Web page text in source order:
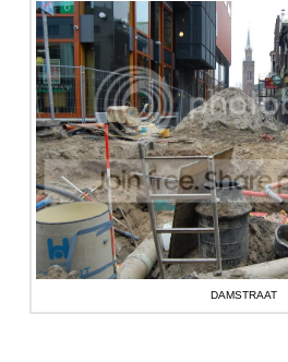
DAMSTRAAT